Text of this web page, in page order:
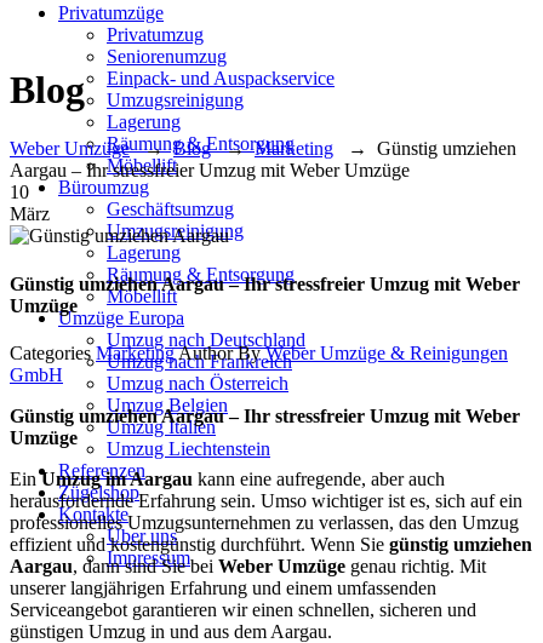
Privatumzüge
Privatumzug
Seniorenumzug
Einpack- und Auspackservice
Umzugsreinigung
Lagerung
Räumung & Entsorgung
Möbellift
Büroumzug
Geschäftsumzug
Umzugsreinigung
Lagerung
Räumung & Entsorgung
Möbellift
Umzüge Europa
Umzug nach Deutschland
Umzug nach Frankreich
Umzug nach Österreich
Umzug Belgien
Umzug Italien
Umzug Liechtenstein
Referenzen
Zügelshop
Kontakte
Über uns
Impressum
Blog
Weber Umzüge →Blog→Marketing → Günstig umziehen
Aargau – Ihr stressfreier Umzug mit Weber Umzüge
10
März
Günstig umziehen Aargau – Ihr stressfreier Umzug mit Weber
Umzüge
Categories MarketingAuthorByWeber Umzüge & Reinigungen
GmbH
Günstig umziehen Aargau – Ihr stressfreier Umzug mit Weber
Umzüge
EinUmzug im Aargau kann eine aufregende, aber auch
herausfordernde Erfahrung sein. Umso wichtiger ist es, sich auf ein
professionelles Umzugsunternehmen zu verlassen, das den Umzug
effizient und kostengünstig durchführt. Wenn Sie günstig umziehen
Aargau, dann sind Sie bei Weber Umzüge genau richtig. Mit
unserer langjährigen Erfahrung und einem umfassenden
Serviceangebot garantieren wir einen schnellen, sicheren und
günstigen Umzug in und aus dem Aargau.